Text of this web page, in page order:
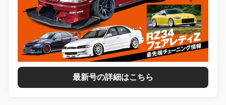
最新号の詳細はこちら